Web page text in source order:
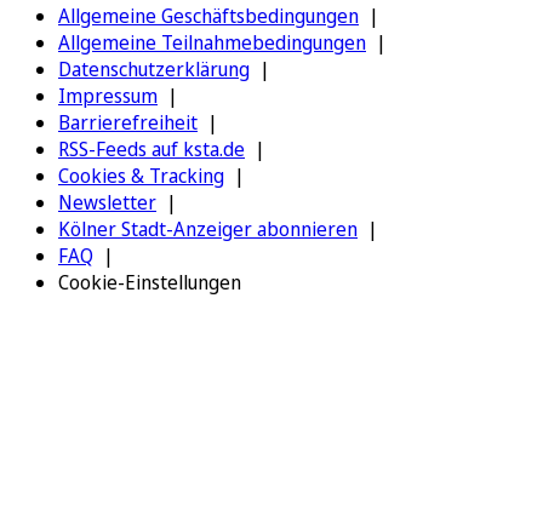
Allgemeine Geschäftsbedingungen
Allgemeine Teilnahmebedingungen
Datenschutzerklärung
Impressum
Barrierefreiheit
RSS-Feeds auf ksta.de
Cookies & Tracking
Newsletter
Kölner Stadt-Anzeiger abonnieren
FAQ
Cookie-Einstellungen